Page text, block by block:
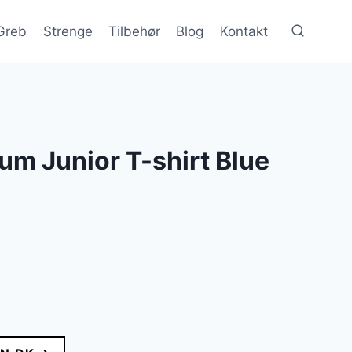
Strenge Tilbehør Blog Kontakt
Junior T-shirt Blue